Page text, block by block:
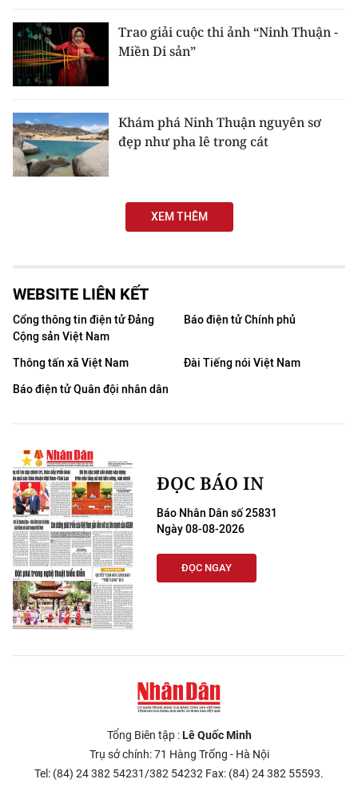
54 DÂN TỘC VIỆT NAM
CHƯƠNG TRÌNH OCOP - MỖI XÃ
RADIO
Media Chính trị
Media Kinh tế
Media Văn hóa
Media Xã hội
Media Du lịch
Media Thế giới
Media Thể thao
Media Giáo dục
Media Y tế
Infographic
Trao giải cuộc thi ảnh “Ninh Thuận -
Miền Di sản”
Khám phá Ninh Thuận nguyên sơ
đẹp như pha lê trong cát
XEM THÊM
WEBSITE LIÊN KẾT
Cổng thông tin điện tử Đảng
Cộng sản Việt Nam
Báo điện tử Chính phủ
Thông tấn xã Việt Nam
Đài Tiếng nói Việt Nam
Báo điện tử Quân đội nhân dân
ĐỌC BÁO IN
Báo Nhân Dân số 25831
Ngày 08-08-2026
ĐỌC NGAY
Tổng Biên tập :Lê Quốc Minh
Trụ sở chính: 71 Hàng Trống - Hà Nội
Tel: (84) 24 382 54231/382 54232 Fax: (84) 24 382 55593.